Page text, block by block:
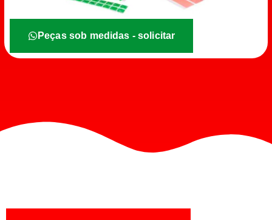
Peças sob medidas - solicitar